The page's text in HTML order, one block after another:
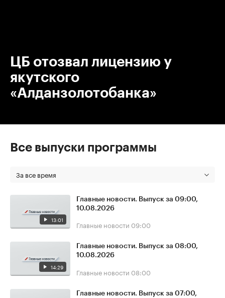
ЦБ отозвал лицензию у
якутского
«Алданзолотобанка»
Все выпуски программы
За все время
13:01
Главные новости. Выпуск за 09:00,
10.08.2026
Главные новости 09:00
14:29
Главные новости. Выпуск за 08:00,
10.08.2026
Главные новости 08:00
Главные новости. Выпуск за 07:00,